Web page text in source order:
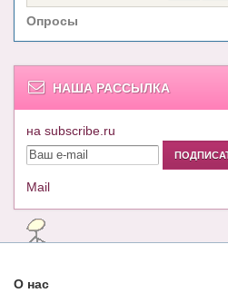
Опросы
НАША РАССЫЛКА
на subscribe.ru
Mail
О нас